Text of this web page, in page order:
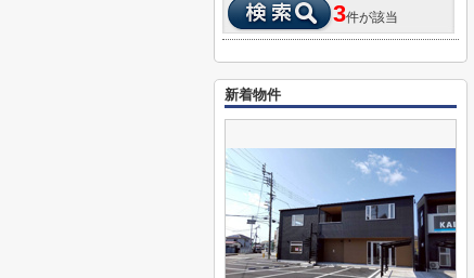
3件が該当
新着物件